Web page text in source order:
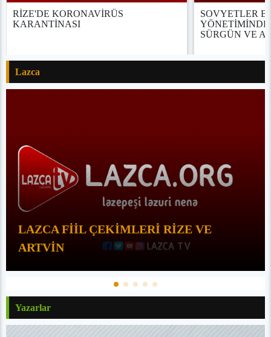
RİZE'DE KORONAVİRÜS
KARANTİNASI
SOVYETLER
SÜRGÜN VE
Lazca
LAZCA FİİL ÇEKİMLERİ RİZE VE
ARTVİN
Yazarlar